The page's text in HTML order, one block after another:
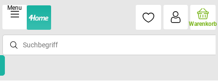
Menu
Warenkorb